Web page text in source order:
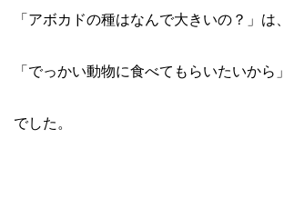
「アボカドの種はなんで大きいの？」は、
「でっかい動物に食べてもらいたいから」
でした。